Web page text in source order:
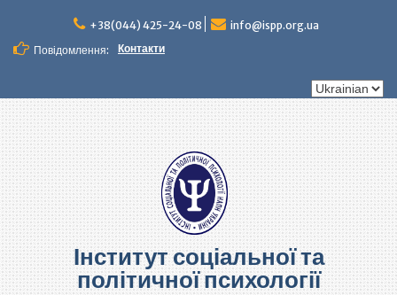
вмісту
+38(044) 425-24-08
info@ispp.org.ua
Повідомлення:
Контакти
Вибрати
Інститут соціальної та
політичної психології